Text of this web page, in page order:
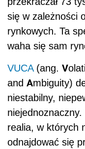
się w zależności
rynkowych. Ta
waha się sam
VUCA(ang. V
and Ambiguity)
niestabilny,
realia, w których
odnajdować się